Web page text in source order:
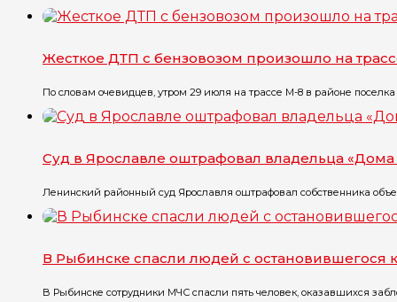
Жесткое ДТП с бензовозом произошло на
По словам очевидцев, утром 29 июля на трассе М-8 в районе поселка
Суд в Ярославле оштрафовал владельца «Дома
Ленинский районный суд Ярославля оштрафовал собственника
В Рыбинске спасли людей с остановившегося
В Рыбинске сотрудники МЧС спасли пять человек, оказавшихся